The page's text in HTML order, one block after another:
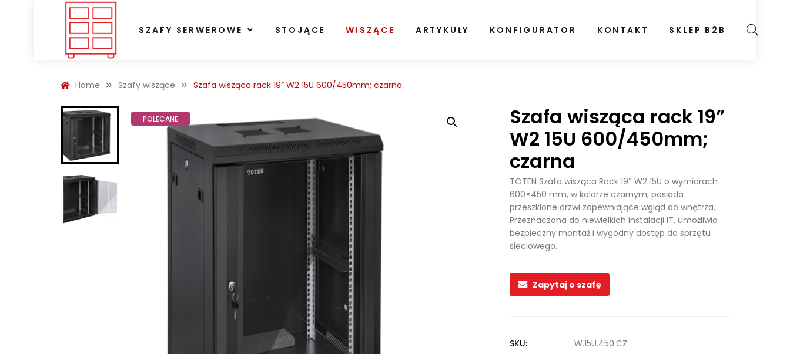
SZAFY SERWEROWE STOJĄCE WISZĄCE ARTYKUŁY KONFIGURATOR KONTAKT SKLEP B2B
Home Szafy wiszące Szafa wisząca rack 19” W2 15U 600/450mm; czarna
POLECANE
Szafa wisząca rack 19”
W2 15U 600/450mm;
czarna
TOTEN Szafa wisząca Rack 19″ W2 15U o wymiarach
600×450 mm, w kolorze czarnym, posiada
przeszklone drzwi zapewniające wgląd do wnętrza.
Przeznaczona do niewielkich instalacji IT, umożliwia
bezpieczny montaż i wygodny dostęp do sprzętu
sieciowego.
Zapytaj o szafę
SKU:
W.15U.450.CZ